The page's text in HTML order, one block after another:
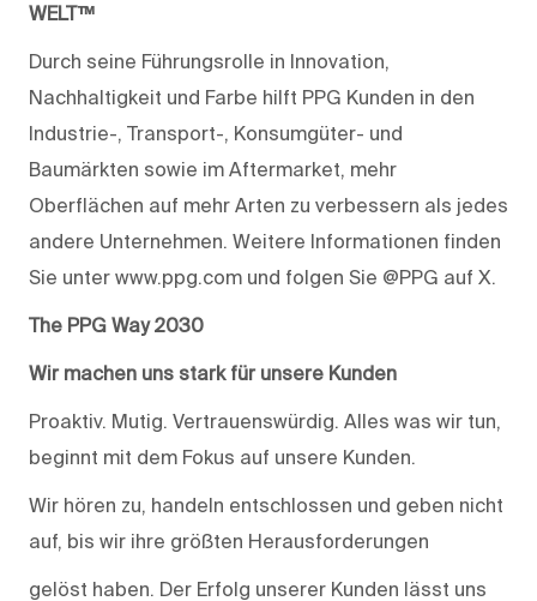
WELT™
Durch seine Führungsrolle in Innovation,
Nachhaltigkeit und Farbe hilft PPG Kunden in den
Industrie-, Transport-, Konsumgüter- und
Baumärkten sowie im Aftermarket, mehr
Oberflächen auf mehr Arten zu verbessern als jedes
andere Unternehmen. Weitere Informationen finden
Sie unter www.ppg.com und folgen Sie @PPG auf X.
The PPG Way 2030
Wir machen uns stark für unsere Kunden
Proaktiv. Mutig. Vertrauenswürdig. Alles was wir tun,
beginnt mit dem Fokus auf unsere Kunden.
Wir hören zu, handeln entschlossen und geben nicht
auf, bis wir ihre größten Herausforderungen
gelöst haben. Der Erfolg unserer Kunden lässt uns